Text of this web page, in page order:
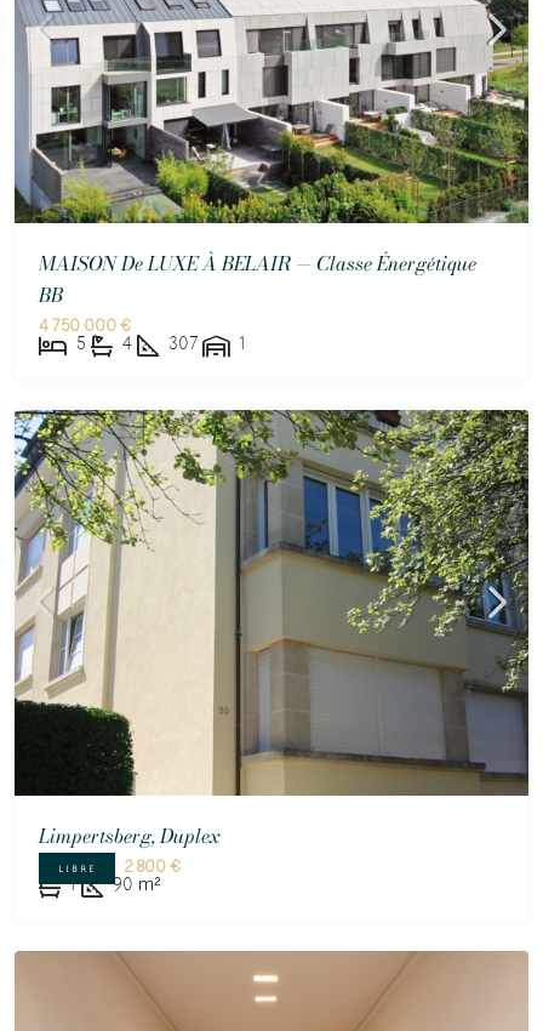
MAISON De LUXE À BELAIR — Classe Énergétique
BB
4 750 000 €
5 4 307 1
Limpertsberg, Duplex
LIBRE 2 800 €
1 90 m²